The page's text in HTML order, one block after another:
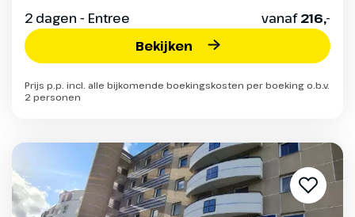
2 dagen - Entree vanaf216,-
Bekijken
Prijs p.p. incl. alle bijkomende boekingskosten per boeking o.b.v.
2 personen